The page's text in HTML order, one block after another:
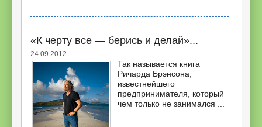
«К черту все — берись и делай»...
24.09.2012.
Так называется книга
Ричарда Брэнсона,
известнейшего
предпринимателя, который
чем только не занимался ...